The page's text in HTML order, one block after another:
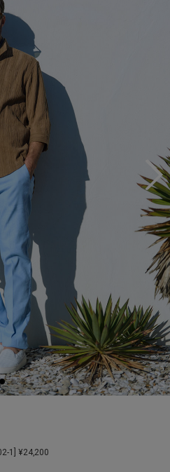
1] ¥24,200